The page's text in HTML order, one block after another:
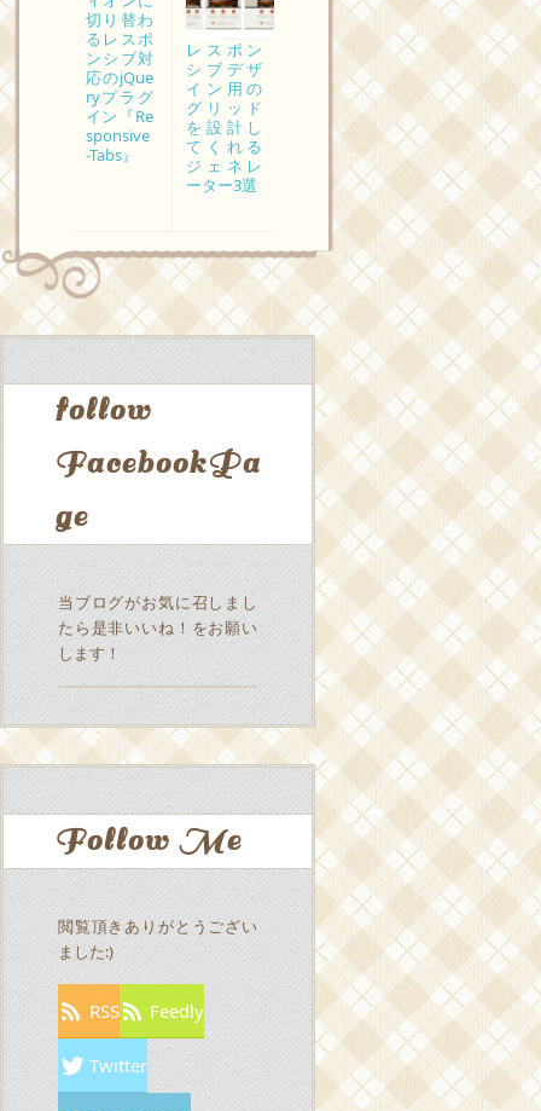
レスポン
シブデザ
イン用の
グリッド
を設計し
てくれる
ジェネレ
ーター3選
切り替わ
るレスポ
ンシブ対
応のjQue
ryプラグ
イン『Re
sponsive
-Tabs』
follow
FacebookPa
ge
当ブログがお気に召しまし
たら是非いいね！をお願い
します！
Follow Me
閲覧頂きありがとうござい
ました:)
RSS Feedly
Twitter